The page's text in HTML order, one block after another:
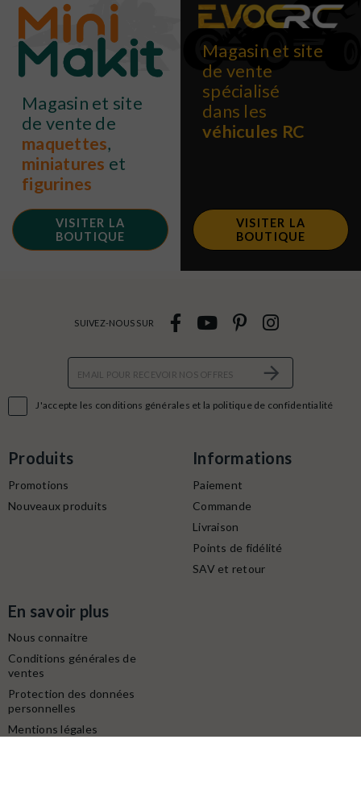
Magasin et site
de vente de
maquettes,
miniatures et
figurines
VISITER LA
BOUTIQUE
Magasin et site
de vente
spécialisé
dans les
véhicules RC
VISITER LA
BOUTIQUE
J'accepte les conditions générales et la politique de confidentialité
SUIVEZ-NOUS SUR
Produits
Promotions
Nouveaux produits
Informations
Paiement
Commande
Livraison
Points de fidélité
SAV et retour
En savoir plus
Nous connaitre
Conditions générales de
ventes
Protection des données
personnelles
Mentions légales